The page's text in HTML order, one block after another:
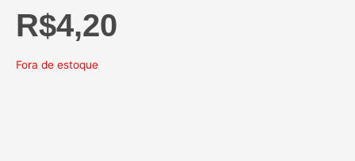
R$4,20
Fora de estoque